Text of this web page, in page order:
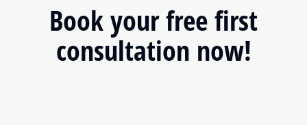
Book your free first
consultation now!